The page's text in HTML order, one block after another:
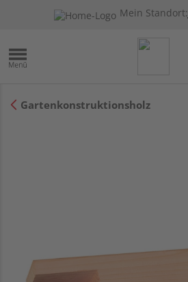
Mein Standort:
Gartenkonstruktionsholz